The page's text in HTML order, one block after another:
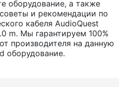
оборудование, а также
и рекомендации по
кабеля AudioQuest
m. Мы гарантируем 100%
производителя на данную
оборудование.